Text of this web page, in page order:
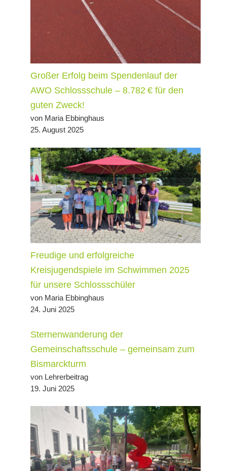
Großer Erfolg beim Spendenlauf der
AWO Schlossschule – 8.782 € für den
guten Zweck!
von Maria Ebbinghaus
25. August 2025
Freudige und erfolgreiche
Kreisjugendspiele im Schwimmen 2025
für unsere Schlossschüler
von Maria Ebbinghaus
24. Juni 2025
Sternenwanderung der
Gemeinschaftsschule – gemeinsam zum
Bismarckturm
von Lehrerbeitrag
19. Juni 2025